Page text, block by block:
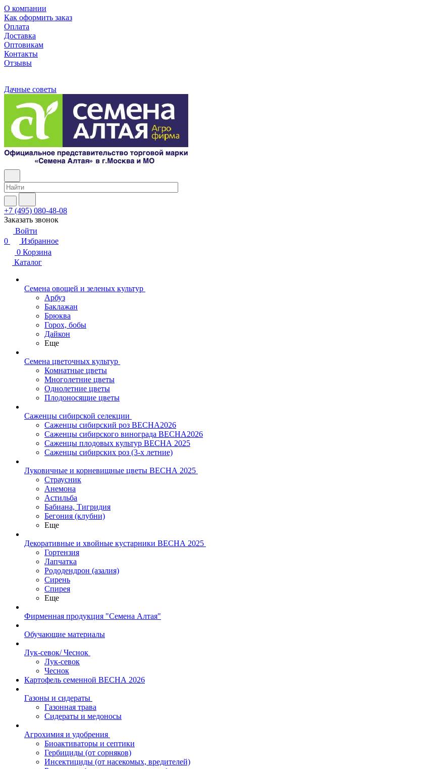
О компании
Как оформить заказ
Оплата
Доставка
Оптовикам
Контакты
Отзывы
Дачные советы
+7 (495) 080-48-08
Заказать звонок
Войти
0
Избранное
0 Корзина
Каталог
Семена овощей и зеленых культур
Арбуз
Баклажан
Брюква
Горох, бобы
Дайкон
Еще
Семена цветочных культур
Комнатные цветы
Многолетние цветы
Однолетние цветы
Плодоносящие цветы
Саженцы сибирской селекции
Саженцы сибирский роз ВЕСНА2026
Саженцы сибирского винограда ВЕСНА2026
Саженцы плодовых культур ВЕСНА 2025
Саженцы сибирских роз (3-х летние)
Луковичные и корневищные цветы ВЕСНА 2025
Страусник
Анемона
Астильба
Бабиана, Тигридия
Бегония (клубни)
Еще
Декоративные и хвойные кустарники ВЕСНА 2025
Гортензия
Лапчатка
Рододендрон (азалия)
Сирень
Спирея
Еще
Фирменная продукция "Семена Алтая"
Обучающие материалы
Лук-севок/ Чеснок
Лук-севок
Чеснок
Картофель семенной ВЕСНА 2026
Газоны и сидераты
Газонная трава
Сидераты и медоносы
Агрохимия и удобрения
Биоактиваторы и септики
Гербициды (от сорняков)
Инсектициды (от насекомых, вредителей)